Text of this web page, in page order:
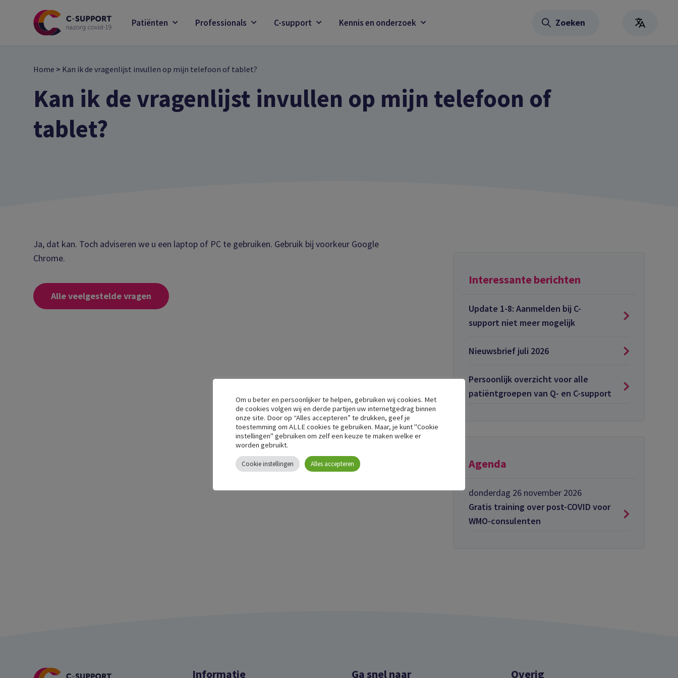
Patiënten Professionals C-support Kennis en onderzoek Zoeken
Home > Kan ik de vragenlijst invullen op mijn telefoon of tablet?
Kan ik de vragenlijst invullen op mijn telefoon of
tablet?
Ja, dat kan. Toch adviseren we u een laptop of PC te gebruiken. Gebruik bij voorkeur Google
Chrome.
Alle veelgestelde vragen
Interessante berichten
Update 1-8: Aanmelden bij C-
support niet meer mogelijk
Nieuwsbrief juli 2026
Persoonlijk overzicht voor alle
patiëntgroepen van Q- en C-support
Agenda
donderdag 26 november 2026
Gratis training over post-COVID voor
WMO-consulenten
Informatie Ga snel naar Overig
Om u beter en persoonlijker te helpen, gebruiken wij cookies. Met
de cookies volgen wij en derde partijen uw internetgedrag binnen
onze site. Door op “Alles accepteren” te drukken, geef je
toestemming om ALLE cookies te gebruiken. Maar, je kunt "Cookie
instellingen" gebruiken om zelf een keuze te maken welke er
worden gebruikt.
Cookie instellingen Alles accepteren